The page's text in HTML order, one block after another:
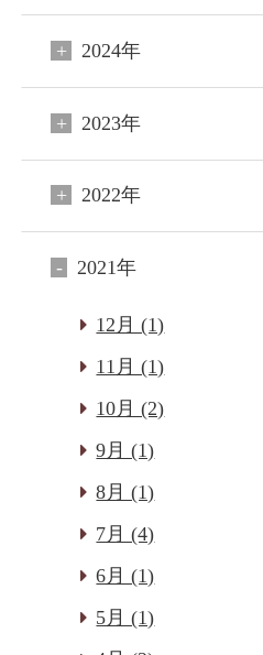
2024年
2023年
2022年
2021年
12月 (1)
11月 (1)
10月 (2)
9月 (1)
8月 (1)
7月 (4)
6月 (1)
5月 (1)